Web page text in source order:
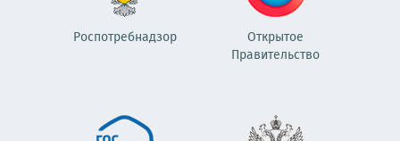
Роспотребнадзор
Открытое
Правительство